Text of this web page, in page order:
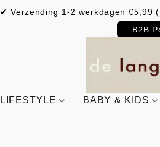
✔ Verzending 1-2 werkdagen
B2B
LIFESTYLE BABY & KIDS